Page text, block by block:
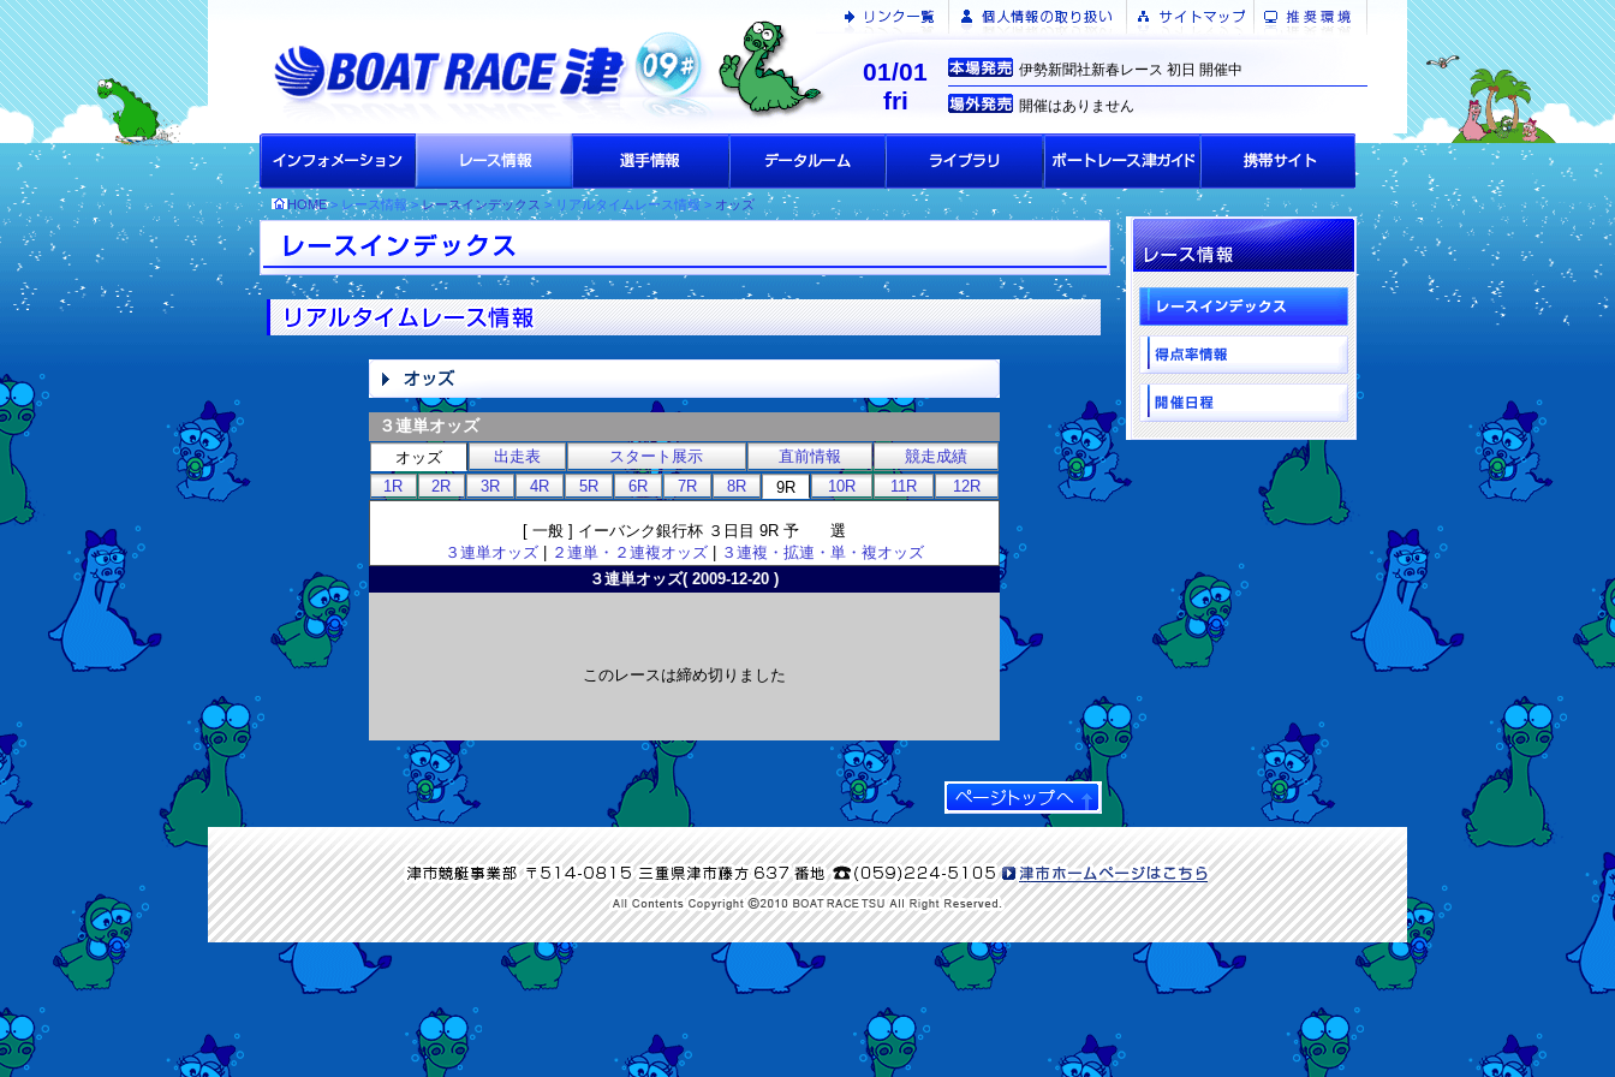
伊勢新聞社新春レース 初日 開催中
開催はありません
01/01
fri
HOME> レース情報 >レースインデックス > リアルタイムレース情報 > オッズ
３連単オッズ
オッズ 出走表 スタート展示 直前情報
競走成績
1R
2R 3R 4R 5R 6R 7R 8R 9R 10R 11R 12R
[ 一般 ] イーバンク銀行杯 ３日目 9R 予 選
３連単オッズ| ２連単・２連複オッズ|
３連複・拡連・単・複オッズ
３連単オッズ( 2009-12-20 )
このレースは締め切りました